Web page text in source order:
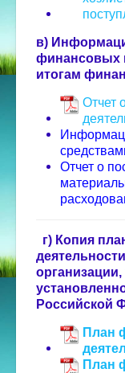
в)
финансовых
итогам
Отчет
Отчет о
г) Копия
Российской
План
План